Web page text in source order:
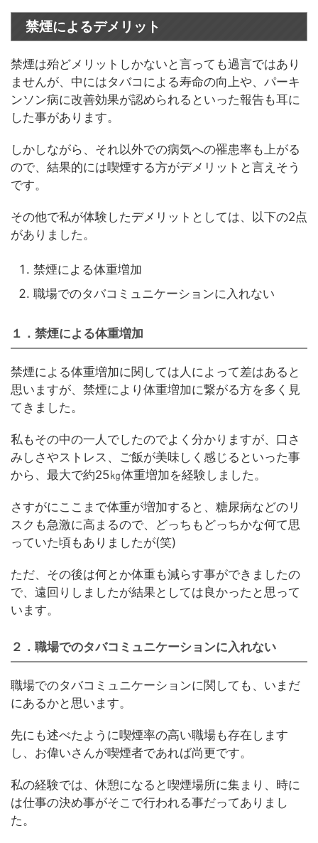
禁煙によるデメリット
禁煙は殆どメリットしかないと言っても過言ではあり
ませんが、中にはタバコによる寿命の向上や、パーキ
ンソン病に改善効果が認められるといった報告も耳に
した事があります。
しかしながら、それ以外での病気への罹患率も上がる
ので、結果的には喫煙する方がデメリットと言えそう
です。
その他で私が体験したデメリットとしては、以下の2点
がありました。
禁煙による体重増加
職場でのタバコミュニケーションに入れない
１．禁煙による体重増加
禁煙による体重増加に関しては人によって差はあると
思いますが、禁煙により体重増加に繋がる方を多く見
てきました。
私もその中の一人でしたのでよく分かりますが、口さ
みしさやストレス、ご飯が美味しく感じるといった事
から、最大で約25㎏体重増加を経験しました。
さすがにここまで体重が増加すると、糖尿病などのリ
スクも急激に高まるので、どっちもどっちかな何て思
っていた頃もありましたが(笑)
ただ、その後は何とか体重も減らす事ができましたの
で、遠回りしましたが結果としては良かったと思って
います。
２．職場でのタバコミュニケーションに入れない
職場でのタバコミュニケーションに関しても、いまだ
にあるかと思います。
先にも述べたように喫煙率の高い職場も存在します
し、お偉いさんが喫煙者であれば尚更です。
私の経験では、休憩になると喫煙場所に集まり、時に
は仕事の決め事がそこで行われる事だってありまし
た。